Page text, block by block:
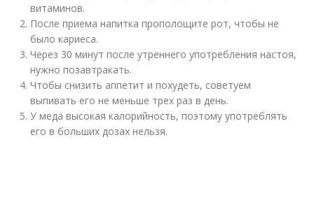
витаминов.
После приема напитка прополощите рот, чтобы не
было кариеса.
Через 30 минут после утреннего употребления настоя,
нужно позавтракать.
Чтобы снизить аппетит и похудеть, советуем
выпивать его не меньше трех раз в день.
У меда высокая калорийность, поэтому употреблять
его в больших дозах нельзя.